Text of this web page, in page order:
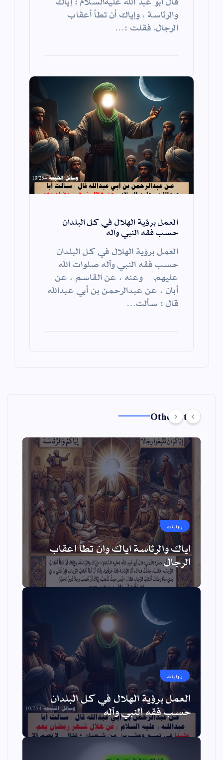
والرئاسة ، وإياك أن تطأ أعقاب
الرجال. فقلت :…
العمل برؤية الهلال في كل البلدان
حسب فقه النبي وآله
العمل برؤية الهلال في كل البلدان
حسب فقه النبي وآله صلوات الله
عليهم. وعنه ، عن القاسم ، عن
أبان ، عن عبدالرحمن بن أبي عبدالله
قال : سألت…
Other Story
روايات
اياك والرئاسة اياك وان تطأ اعقاب
الرجال
روايات
العمل برؤية الهلال في كل البلدان
حسب فقه النبي وآله